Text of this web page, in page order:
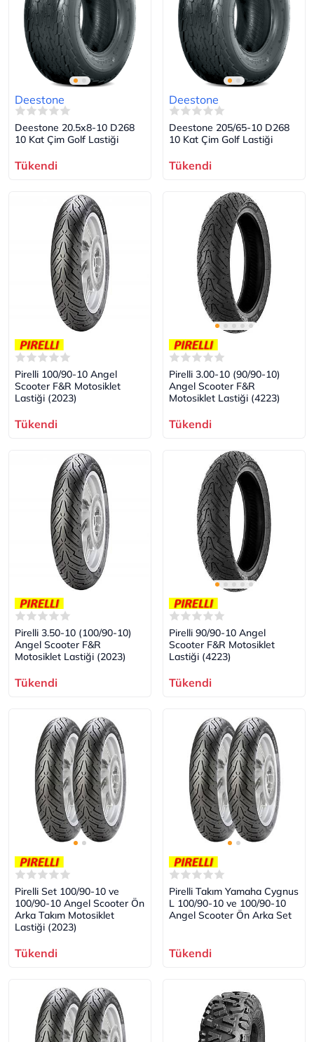
Deestone
Deestone 20.5x8-10 D268
10 Kat Çim Golf Lastiği
Tükendi
Deestone
Deestone 205/65-10 D268
10 Kat Çim Golf Lastiği
Tükendi
Pirelli 100/90-10 Angel
Scooter F&R Motosiklet
Lastiği (2023)
Tükendi
Pirelli 3.00-10 (90/90-10)
Angel Scooter F&R
Motosiklet Lastiği (4223)
Tükendi
Pirelli 3.50-10 (100/90-10)
Angel Scooter F&R
Motosiklet Lastiği (2023)
Tükendi
Pirelli 90/90-10 Angel
Scooter F&R Motosiklet
Lastiği (4223)
Tükendi
Pirelli Set 100/90-10 ve
100/90-10 Angel Scooter Ön
Arka Takım Motosiklet
Lastiği (2023)
Tükendi
Pirelli Takım Yamaha Cygnus
L 100/90-10 ve 100/90-10
Angel Scooter Ön Arka Set
Tükendi